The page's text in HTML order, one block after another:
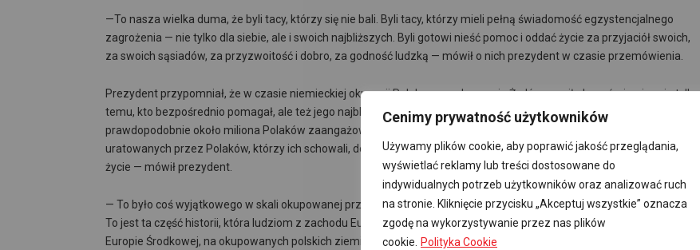
Cenimy prywatność użytkowników
Używamy plików cookie, aby poprawić jakość przeglądania,
wyświetlać reklamy lub treści dostosowane do
indywidualnych potrzeb użytkowników oraz analizować ruch
na stronie. Kliknięcie przycisku „Akceptuj wszystkie” oznacza
zgodę na wykorzystywanie przez nas plików
cookie.
Polityka Cookie
—To nasza wielka duma, że byli tacy, którzy się nie bali. Byli tacy, którzy mieli pełną świadomość egzystencjalnego
zagrożenia — nie tylko dla siebie, ale i swoich najbliższych. Byli gotowi nieść pomoc i oddać życie za przyjaciół swoich,
za swoich sąsiadów, za przyzwoitość i dobro, za godność ludzką — mówił o nich prezydent w czasie przemówienia.
Prezydent przypomniał, że w czasie niemieckiej okupacji Polakom za ukrywanie Żydów groziła kara śmierci — nie tylko
temu, kto bezpośrednio pomagał, ale też jego najbliższym. Szacuje się, że mimo tak ogromnego zagrożenia
prawdopodobnie około miliona Polaków zaangażowało się w pomoc żydowskiej ludności. — Wielu Żydów zostało
uratowanych przez Polaków, którzy ich schowali, dostarczali im jedzenie, wspierali i dawali im schronienie, uratowali im
życie — mówił prezydent.
— To było coś wyjątkowego w skali okupowanej przez hitlerowskie Niemcy Europy, na zachodzie Europy tego nie było.
To jest ta część historii, która ludziom z zachodu Europy jest nieznana. Nie zdają sobie sprawy z tego, że tutaj, w
Europie Środkowej, na okupowanych polskich ziemiach za pomoc Żydom pod hitlerowską okupacją groziła kara